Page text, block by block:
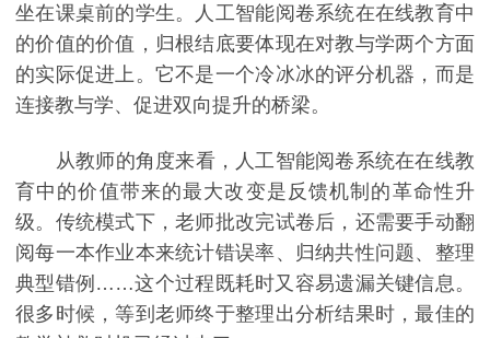
坐在课桌前的学生。人工智能阅卷系统在在线教育中
的价值的价值，归根结底要体现在对教与学两个方面
的实际促进上。它不是一个冷冰冰的评分机器，而是
连接教与学、促进双向提升的桥梁。
从教师的角度来看，人工智能阅卷系统在在线教
育中的价值带来的最大改变是反馈机制的革命性升
级。传统模式下，老师批改完试卷后，还需要手动翻
阅每一本作业本来统计错误率、归纳共性问题、整理
典型错例……这个过程既耗时又容易遗漏关键信息。
很多时候，等到老师终于整理出分析结果时，最佳的